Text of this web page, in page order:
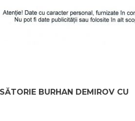
BURHAN DEMIROV CU